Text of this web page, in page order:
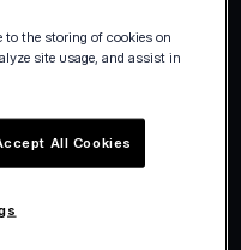
to the storing of cookies on
site usage, and assist in
All Cookies